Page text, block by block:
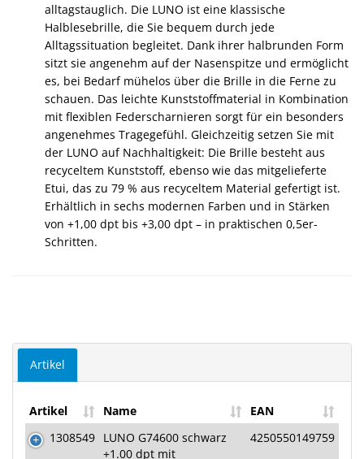
alltagstauglich. Die LUNO ist eine klassische
Halblesebrille, die Sie bequem durch jede
Alltagssituation begleitet. Dank ihrer halbrunden Form
sitzt sie angenehm auf der Nasenspitze und ermöglicht
es, bei Bedarf mühelos über die Brille in die Ferne zu
schauen. Das leichte Kunststoffmaterial in Kombination
mit flexiblen Federscharnieren sorgt für ein besonders
angenehmes Tragegefühl. Gleichzeitig setzen Sie mit
der LUNO auf Nachhaltigkeit: Die Brille besteht aus
recyceltem Kunststoff, ebenso wie das mitgelieferte
Etui, das zu 79 % aus recyceltem Material gefertigt ist.
Erhältlich in sechs modernen Farben und in Stärken
von +1,00 dpt bis +3,00 dpt – in praktischen 0,5er-
Schritten.
Artikel
Artikel Name
EAN
1308549 LUNO G74600 schwarz
+1.00 dpt mit
4250550149759